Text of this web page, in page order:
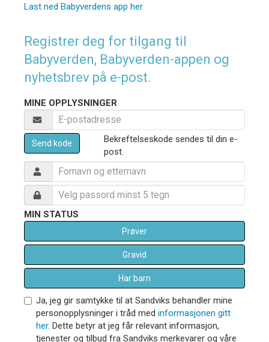
Last ned Babyverdens app her
Registrer deg for tilgang til
Babyverden, Babyverden-appen og
nyhetsbrev på e-post.
MINE OPPLYSNINGER
Send kode
Bekreftelseskode sendes til din e-
post.
MIN STATUS
Prøver
Gravid
Har barn
Ja, jeg gir samtykke til at Sandviks behandler mine
personopplysninger i tråd med informasjonen gitt
her. Dette betyr at jeg får relevant informasjon,
tjenester og tilbud fra Sandviks merkevarer og våre